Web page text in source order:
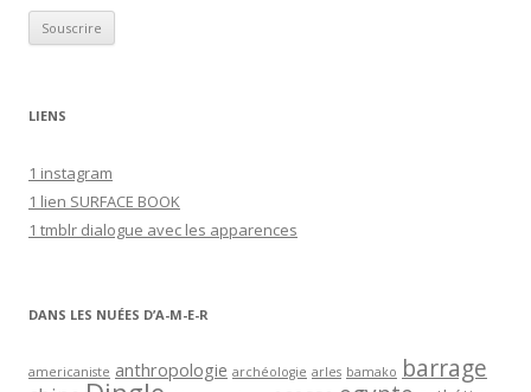
r
e
-
m
a
LIENS
1 instagram
1 lien SURFACE BOOK
1 tmblr dialogue avec les apparences
DANS LES NUÉES D’A-M-E-R
americaniste anthropologie archéologie arles bamako barrage